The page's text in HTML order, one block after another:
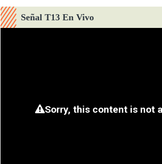
Señal T13 En Vivo